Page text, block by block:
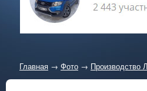
Главная → Фото → Производство